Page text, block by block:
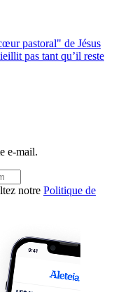
pastoral" de Jésus
pas tant qu’il reste
e-mail.
notre Politique de